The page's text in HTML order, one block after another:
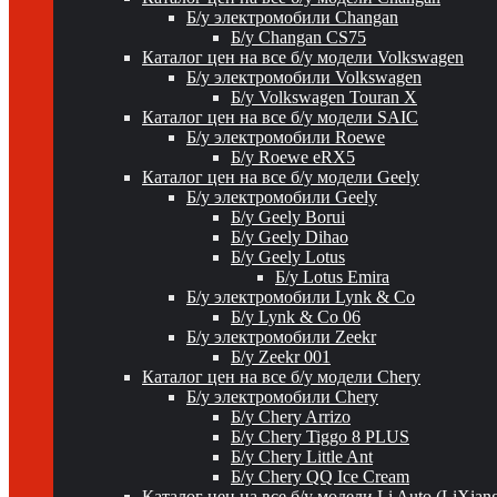
Б/у электромобили Changan
Б/у Changan CS75
Каталог цен на все б/у модели Volkswagen
Б/у электромобили Volkswagen
Б/у Volkswagen Touran X
Каталог цен на все б/у модели SAIC
Б/у электромобили Roewe
Б/у Roewe eRX5
Каталог цен на все б/у модели Geely
Б/у электромобили Geely
Б/у Geely Borui
Б/у Geely Dihao
Б/у Geely Lotus
Б/у Lotus Emira
Б/у электромобили Lynk & Co
Б/у Lynk & Co 06
Б/у электромобили Zeekr
Б/у Zeekr 001
Каталог цен на все б/у модели Chery
Б/у электромобили Chery
Б/у Chery Arrizo
Б/у Chery Tiggo 8 PLUS
Б/у Chery Little Ant
Б/у Chery QQ Ice Cream